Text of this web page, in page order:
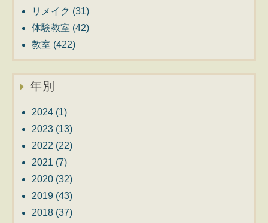
リメイク (31)
体験教室 (42)
教室 (422)
年別
2024 (1)
2023 (13)
2022 (22)
2021 (7)
2020 (32)
2019 (43)
2018 (37)